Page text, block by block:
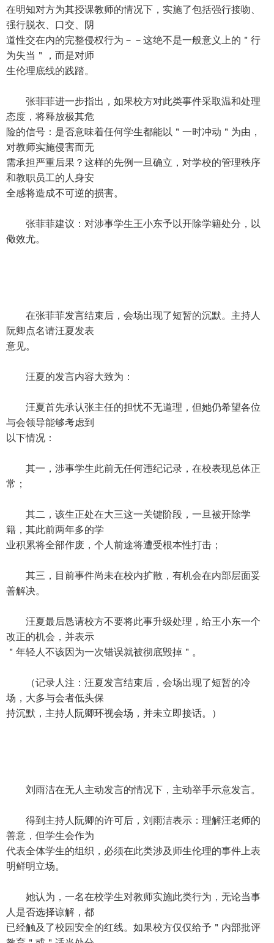
在明知对方为其授课教师的情况下，实施了包括强行接吻、
强行脱衣、口交、阴
道性交在内的完整侵权行为－－这绝不是一般意义上的＂行
为失当＂，而是对师
生伦理底线的践踏。
张菲菲进一步指出，如果校方对此类事件采取温和处理
态度，将释放极其危
险的信号：是否意味着任何学生都能以＂一时冲动＂为由，
对教师实施侵害而无
需承担严重后果？这样的先例一旦确立，对学校的管理秩序
和教职员工的人身安
全感将造成不可逆的损害。
张菲菲建议：对涉事学生王小东予以开除学籍处分，以
儆效尤。
在张菲菲发言结束后，会场出现了短暂的沉默。主持人
阮卿点名请汪夏发表
意见。
汪夏的发言内容大致为：
汪夏首先承认张主任的担忧不无道理，但她仍希望各位
与会领导能够考虑到
以下情况：
其一，涉事学生此前无任何违纪记录，在校表现总体正
常；
其二，该生正处在大三这一关键阶段，一旦被开除学
籍，其此前两年多的学
业积累将全部作废，个人前途将遭受根本性打击；
其三，目前事件尚未在校内扩散，有机会在内部层面妥
善解决。
汪夏最后恳请校方不要将此事升级处理，给王小东一个
改正的机会，并表示
＂年轻人不该因为一次错误就被彻底毁掉＂。
（记录人注：汪夏发言结束后，会场出现了短暂的冷
场，大多与会者低头保
持沉默，主持人阮卿环视会场，并未立即接话。）
刘雨洁在无人主动发言的情况下，主动举手示意发言。
得到主持人阮卿的许可后，刘雨洁表示：理解汪老师的
善意，但学生会作为
代表全体学生的组织，必须在此类涉及师生伦理的事件上表
明鲜明立场。
她认为，一名在校学生对教师实施此类行为，无论当事
人是否选择谅解，都
已经触及了校园安全的红线。如果校方仅仅给予＂内部批评